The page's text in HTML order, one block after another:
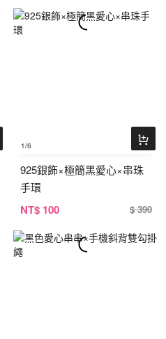
1/6
925銀飾×極簡黑愛心×串珠
手環
NT$ 100 $ 390